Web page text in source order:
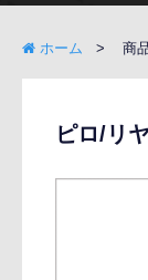
ホーム 商
ピロ/リ